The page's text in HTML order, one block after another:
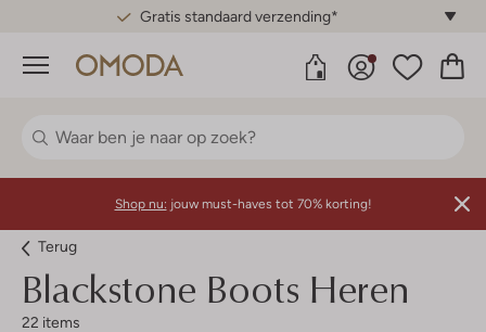
Gratis standaard verzending*
Menu
Shop nu: jouw must-haves tot 70% korting!
Terug
Blackstone Boots Heren
22 items